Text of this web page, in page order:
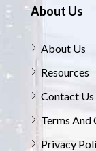
About Us
About Us
Resources
Contact Us
Terms And
Privacy